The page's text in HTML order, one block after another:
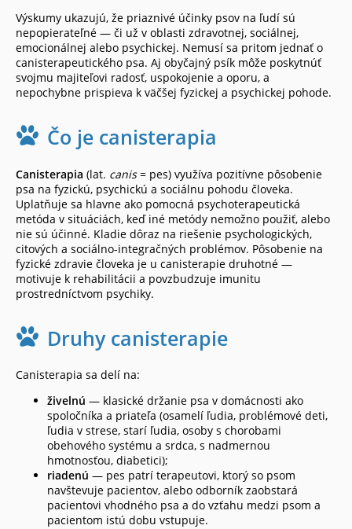
Výskumy ukazujú, že priaznivé účinky psov na ľudí sú
nepopierateľné — či už v oblasti zdravotnej, sociálnej,
emocionálnej alebo psychickej. Nemusí sa pritom jednať o
canisterapeutického psa. Aj obyčajný psík môže poskytnúť
svojmu majiteľovi radosť, uspokojenie a oporu, a
nepochybne prispieva k väčšej fyzickej a psychickej pohode.
Čo je canisterapia
Canisterapia (lat. canis= pes) využíva pozitívne pôsobenie
psa na fyzickú, psychickú a sociálnu pohodu človeka.
Uplatňuje sa hlavne ako pomocná psychoterapeutická
metóda v situáciách, keď iné metódy nemožno použiť, alebo
nie sú účinné. Kladie dôraz na riešenie psychologických,
citových a sociálno-integračných problémov. Pôsobenie na
fyzické zdravie človeka je u canisterapie druhotné —
motivuje k rehabilitácii a povzbudzuje imunitu
prostredníctvom psychiky.
Druhy canisterapie
Canisterapia sa delí na:
živelnú — klasické držanie psa v domácnosti ako
spoločníka a priateľa (osamelí ľudia, problémové deti,
ľudia v strese, starí ľudia, osoby s chorobami
obehového systému a srdca, s nadmernou
hmotnosťou, diabetici);
riadenú — pes patrí terapeutovi, ktorý so psom
navštevuje pacientov, alebo odborník zaobstará
pacientovi vhodného psa a do vzťahu medzi psom a
pacientom istú dobu vstupuje.